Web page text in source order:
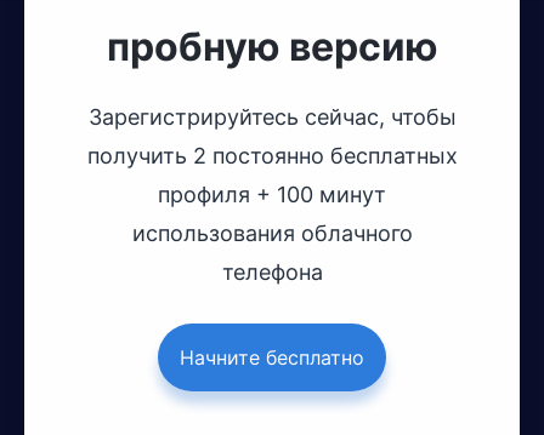
пробную версию
Зарегистрируйтесь сейчас, чтобы
получить 2 постоянно бесплатных
профиля + 100 минут
использования облачного
телефона
Начните бесплатно